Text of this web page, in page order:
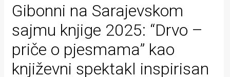
Književnost
Muzika
Film
Intervju
Gibonni na Sarajevskom
sajmu knjige 2025: “Drvo –
priče o pjesmama” kao
književni spektakl inspirisan